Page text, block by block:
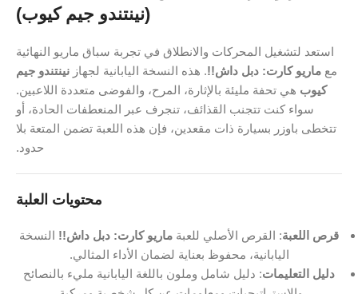
(نينتندو جيم كيوب)
استعد لتشغيل المحركات والانطلاق في تجربة سباق ماريو النهائية
مع ماريو كارت: دبل داش!!. هذه النسخة اليابانية لجهاز نينتندو جيم
كيوب هي تحفة مليئة بالإثارة، المرح، والفوضى متعددة اللاعبين.
سواء كنت تتجنب القذائف، تنجرف عبر المنعطفات الحادة، أو
تتخطى باوزر بسيارة ذات مقعدين، فإن هذه اللعبة تضمن المتعة بلا
حدود.
محتويات العلبة
قرص اللعبة: القرص الأصلي للعبة ماريو كارت: دبل داش!! النسخة
اليابانية، محفوظ بعناية لضمان الأداء المثالي.
دليل التعليمات: دليل شامل وملون باللغة اليابانية مليء بالنصائح